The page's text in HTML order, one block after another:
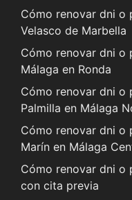
Cómo renovar dni o
Velasco de Marbella
Cómo renovar dni o
Málaga en Ronda
Cómo renovar dni o
Palmilla en Málaga
Cómo renovar dni o
Marín en Málaga
Cómo renovar dni o
con cita previa